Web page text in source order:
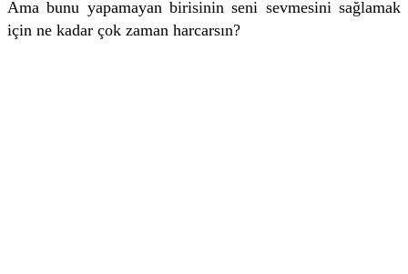
Ama bunu yapamayan birisinin seni sevmesini sağlamak
için ne kadar çok zaman harcarsın?